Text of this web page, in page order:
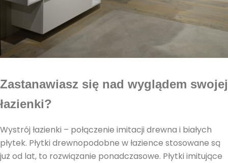
Zastanawiasz się nad wyglądem swojej
łazienki?
Wystrój łazienki – połączenie imitacji drewna i białych
płytek. Płytki drewnopodobne w łazience stosowane są
już od lat, to rozwiązanie ponadczasowe. Płytki imitujące